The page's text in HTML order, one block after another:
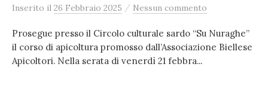
Inserito il 26 Febbraio 2025 / Nessun commento
Prosegue presso il Circolo culturale sardo “Su Nuraghe”
il corso di apicoltura promosso dall’Associazione Biellese
Apicoltori. Nella serata di venerdì 21 febbra...